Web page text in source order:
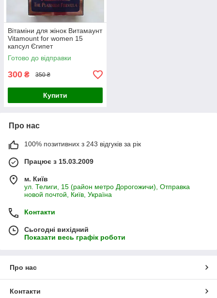
Вітаміни для жінок Витамаунт
Vitamount for women 15
капсул Єгипет
Готово до відправки
300 ₴ 350 ₴
Купити
Про нас
100% позитивних з 243 відгуків за рік
Працює з 15.03.2009
м. Київ
ул. Телиги, 15 (район метро Дорогожичи), Отправка
новой почтой, Київ, Україна
Контакти
Сьогодні вихідний
Показати весь графік роботи
Про нас
Контакти